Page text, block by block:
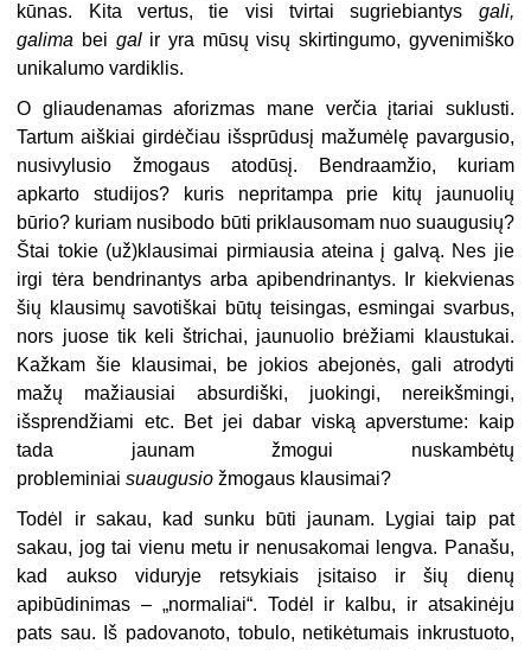
kūnas. Kita vertus, tie visi tvirtai sugriebiantys gali,
galima bei galir yra mūsų visų skirtingumo, gyvenimiško
unikalumo vardiklis.
O gliaudenamas aforizmas mane verčia įtariai suklusti.
Tartum aiškiai girdėčiau išsprūdusį mažumėlę pavargusio,
nusivylusio žmogaus atodūsį. Bendraamžio, kuriam
apkarto studijos? kuris nepritampa prie kitų jaunuolių
būrio? kuriam nusibodo būti priklausomam nuo suaugusių?
Štai tokie (už)klausimai pirmiausia ateina į galvą. Nes jie
irgi tėra bendrinantys arba apibendrinantys. Ir kiekvienas
šių klausimų savotiškai būtų teisingas, esmingai svarbus,
nors juose tik keli štrichai, jaunuolio brėžiami klaustukai.
Kažkam šie klausimai, be jokios abejonės, gali atrodyti
mažų mažiausiai absurdiški, juokingi, nereikšmingi,
išsprendžiami etc. Bet jei dabar viską apverstume: kaip
tada jaunam žmogui nuskambėtų
probleminiaisuaugusio žmogaus klausimai?
Todėl ir sakau, kad sunku būti jaunam. Lygiai taip pat
sakau, jog tai vienu metu ir nenusakomai lengva. Panašu,
kad aukso viduryje retsykiais įsitaiso ir šių dienų
apibūdinimas – „normaliai“. Todėl ir kalbu, ir atsakinėju
pats sau. Iš padovanoto, tobulo, netikėtumais inkrustuoto,